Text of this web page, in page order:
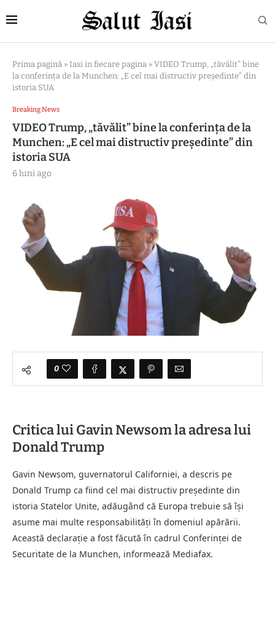
Prima pagină » Iasi in fiecare pagina » VIDEO Trump, „tăvălit” bine
la conferința de la Munchen: „E cel mai distructiv președinte” din
istoria SUA
Breaking News
VIDEO Trump, „tăvălit” bine la conferința de la
Munchen: „E cel mai distructiv președinte” din
istoria SUA
6 luni ago
0
Critica lui Gavin Newsom la adresa lui
Donald Trump
Gavin Newsom, guvernatorul Californiei, a descris pe
Donald Trump ca fiind cel mai distructiv președinte din
istoria Statelor Unite, adăugând că Europa trebuie să își
asume mai multe responsabilități în domeniul apărării.
Această declarație a fost făcută în cadrul Conferinței de
Securitate de la Munchen, informează Mediafax.